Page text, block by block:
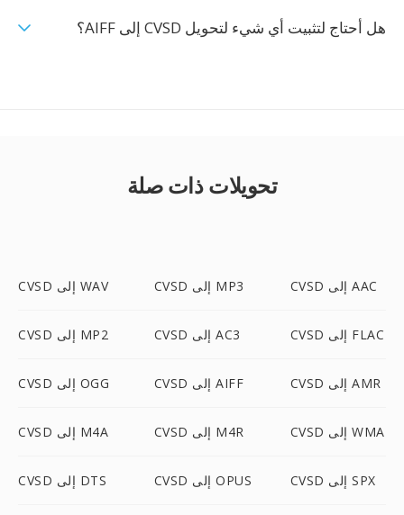
هل أحتاج لتثبيت أي شيء لتحويل CVSD إلى AIFF؟
تحويلات ذات صلة
CVSD إلى WAV CVSD إلى MP3 CVSD إلى AAC
CVSD إلى MP2 CVSD إلى AC3 CVSD إلى FLAC
CVSD إلى OGG CVSD إلى AIFF CVSD إلى AMR
CVSD إلى M4A CVSD إلى M4R CVSD إلى WMA
CVSD إلى DTS CVSD إلى OPUS CVSD إلى SPX